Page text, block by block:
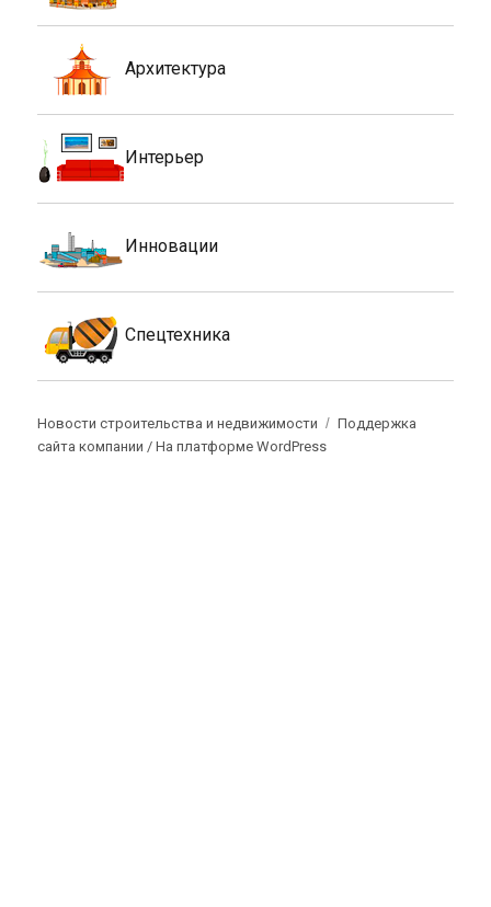
Архитектура
Интерьер
Инновации
Спецтехника
Новости строительства и недвижимости
Поддержка
сайта компании /На платформе WordPress